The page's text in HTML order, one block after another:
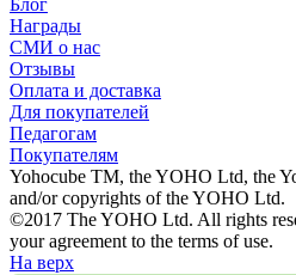
Блог
Награды
СМИ о нас
Отзывы
Оплата и доставка
Для покупателей
Педагогам
Покупателям
Yohocube TM, the YOHO Ltd, the
and/or copyrights of the YOHO Ltd.
©2017 The YOHO Ltd. All rights
your agreement to the terms of use.
На верх